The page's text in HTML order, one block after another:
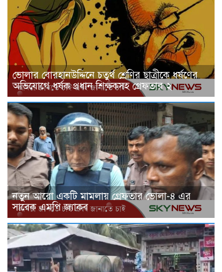
ভোলার বোরহানউদ্দিনে চতুর্থ শ্রেণির ছাত্রীকে ধর্ষণের
অভিযোগে ধর্ষক প্রধান শিক্ষকসহ গ্রেফতার ২
নতুন আরো একটি মামলায় গ্রেফতার ভোলা-৪ এর
সাবেক এমপি জ্যাকব